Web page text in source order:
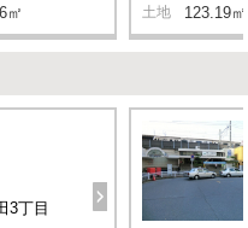
㎡ 土地 123.19㎡
3丁目